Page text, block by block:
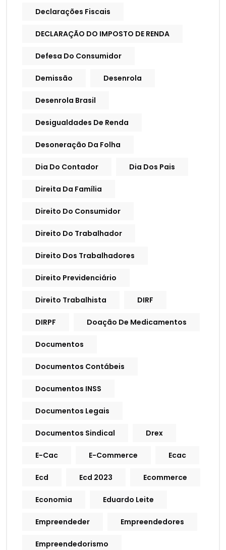
Declarações Fiscais
DECLARAÇÃO DO IMPOSTO DE RENDA
Defesa Do Consumidor
Demissão Desenrola
Desenrola Brasil
Desigualdades De Renda
Desoneração Da Folha
Dia Do Contador Dia Dos Pais
Direita Da Família
Direito Do Consumidor
Direito Do Trabalhador
Direito Dos Trabalhadores
Direito Previdenciário
Direito Trabalhista DIRF
DIRPF Doação De Medicamentos
Documentos
Documentos Contábeis
Documentos INSS
Documentos Legais
Documentos Sindical Drex
E-Cac E-Commerce Ecac
Ecd Ecd 2023 Ecommerce
Economia Eduardo Leite
Empreendeder Empreendedores
Empreendedorismo